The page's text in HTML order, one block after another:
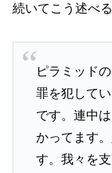
続いてこう述べる
ピラミッド
罪を犯して
です。連中
かってます
す。我々を